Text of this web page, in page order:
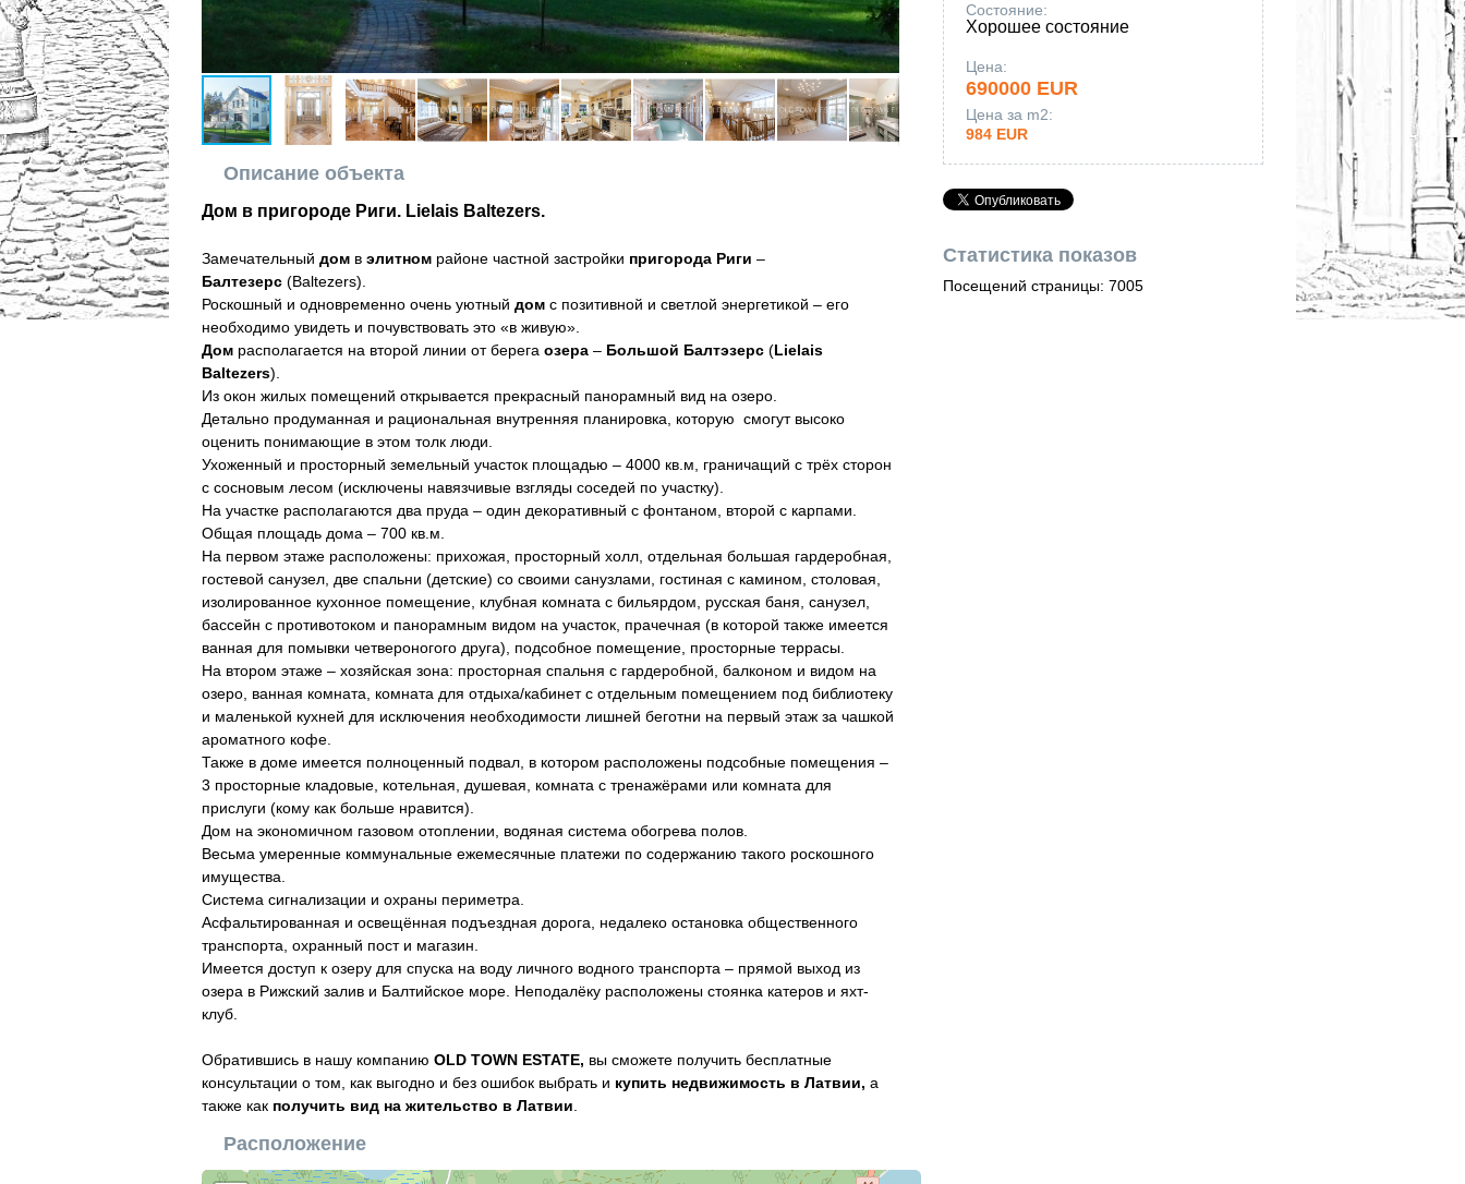
Описание объекта
Дом в пригороде Риги. Lielais Baltezers.
Замечательный дом в элитном районе частной застройки пригорода Риги –
Балтезерс (Baltezers).
Роскошный и одновременно очень уютный дом с позитивной и светлой энергетикой – его
необходимо увидеть и почувствовать это «в живую».
Дом располагается на второй линии от берега озера – Большой Балтэзерс (Lielais
Baltezers).
Из окон жилых помещений открывается прекрасный панорамный вид на озеро.
Детально продуманная и рациональная внутренняя планировка, которую смогут высоко
оценить понимающие в этом толк люди.
Ухоженный и просторный земельный участок площадью – 4000 кв.м, граничащий с трёх сторон
с сосновым лесом (исключены навязчивые взгляды соседей по участку).
На участке располагаются два пруда – один декоративный с фонтаном, второй с карпами.
Общая площадь дома – 700 кв.м.
На первом этаже расположены: прихожая, просторный холл, отдельная большая гардеробная,
гостевой санузел, две спальни (детские) со своими санузлами, гостиная с камином, столовая,
изолированное кухонное помещение, клубная комната с бильярдом, русская баня, санузел,
бассейн с противотоком и панорамным видом на участок, прачечная (в которой также имеется
ванная для помывки четвероногого друга), подсобное помещение, просторные террасы.
На втором этаже – хозяйская зона: просторная спальня с гардеробной, балконом и видом на
озеро, ванная комната, комната для отдыха/кабинет с отдельным помещением под библиотеку
и маленькой кухней для исключения необходимости лишней беготни на первый этаж за чашкой
ароматного кофе.
Также в доме имеется полноценный подвал, в котором расположены подсобные помещения –
3 просторные кладовые, котельная, душевая, комната с тренажёрами или комната для
прислуги (кому как больше нравится).
Дом на экономичном газовом отоплении, водяная система обогрева полов.
Весьма умеренные коммунальные ежемесячные платежи по содержанию такого роскошного
имущества.
Система сигнализации и охраны периметра.
Асфальтированная и освещённая подъездная дорога, недалеко остановка общественного
транспорта, охранный пост и магазин.
Имеется доступ к озеру для спуска на воду личного водного транспорта – прямой выход из
озера в Рижский залив и Балтийское море. Неподалёку расположены стоянка катеров и яхт-
клуб.
Обратившись в нашу компанию OLD TOWN ESTATE, вы сможете получить бесплатные
консультации о том, как выгодно и без ошибок выбрать и купить недвижимость в Латвии, а
также как получить вид на жительство в Латвии
Расположение
Состояние:
Хорошее состояние
Цена:
690000 EUR
Цена за m2:
984 EUR
Статистика показов
Посещений страницы: 7005